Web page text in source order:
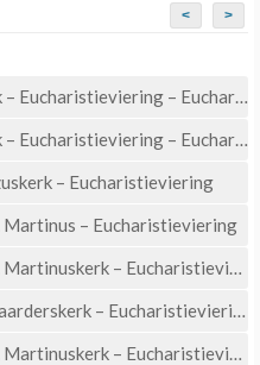
< >
– Eucharistische Aanbidding
– Eucharistische Aanbidding
– Eucharistieviering
Martinus – Eucharistieviering
– Eucharistieviering met Eucharistische aanbidding
– Eucharistieviering –
– Eucharistieviering